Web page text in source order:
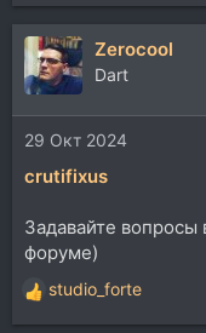
Zerocool
Dart
29 Окт 2024
crutifixus
Задавайте
форуме)
Р
е
studio_forte